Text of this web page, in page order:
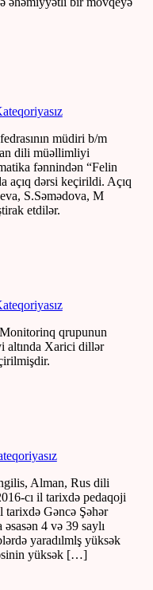
müdiri b/m
dili müəllimliyi
fənnindən “Felin
açıq dərsi keçirildi. Açıq
S.Səmədova, M
etdilər.
qrupunun
altında Xarici dillər
Alman, Rus dili
cı il tarixdə pedaqoji
tarixdə Gəncə Şəhər
4 və 39 saylı
yaradılmlş yüksək
yüksək […]